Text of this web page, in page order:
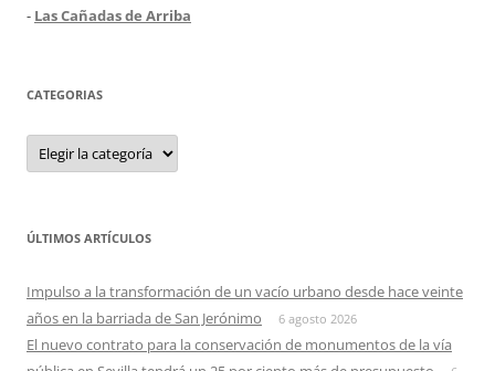
- Las Cañadas de Arriba
CATEGORIAS
Categorias
ÚLTIMOS ARTÍCULOS
Impulso a la transformación de un vacío urbano desde hace veinte
años en la barriada de San Jerónimo
6 agosto 2026
El nuevo contrato para la conservación de monumentos de la vía